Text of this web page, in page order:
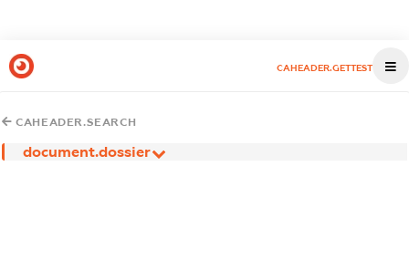
CAHEADER.GETTEST
CAHEADER.SEARCH
document.dossier